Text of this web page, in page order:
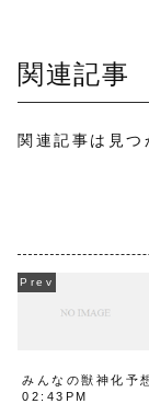
関連記事
関連記事は見つ
みんなの獣神化
02:43PM